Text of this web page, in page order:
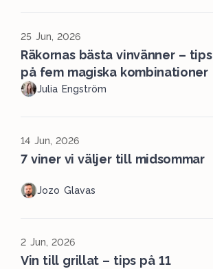
25 Jun, 2026
Räkornas bästa vinvänner – tips
på fem magiska kombinationer
Julia Engström
14 Jun, 2026
7 viner vi väljer till midsommar
Jozo Glavas
2 Jun, 2026
Vin till grillat – tips på 11